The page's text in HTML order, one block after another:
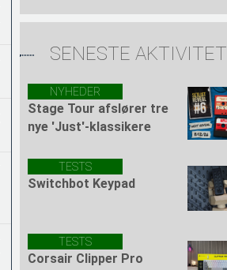
SENESTE AKTIVITET
NYHEDER
Stage Tour afslører tre
nye 'Just'-klassikere
TESTS
Switchbot Keypad
TESTS
Corsair Clipper Pro